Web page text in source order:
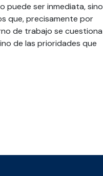
puede ser inmediata, sino
que, precisamente por
de trabajo se cuestiona
de las prioridades que